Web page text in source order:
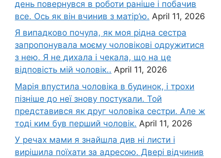
день повернувся в роботи раніше і побачив
все. Ось як він вчинив з матір’ю. April 11, 2026
Я випадково почула, як моя рідна сестра
запропонувала моєму чоловікові одружитися
з нею. Я не дихала і чекала, що на це
відповість мій чоловік.. April 11, 2026
Марія впустила чоловіка в будинок, і трохи
пізніше до неї знову постукали. Той
представився як друг чоловіка сестри. Але ж
тоді ким був перший чоловік. April 11, 2026
У речах мами я знайшла див ні листи і
вирішила поїхати за адресою. Двері відчинив